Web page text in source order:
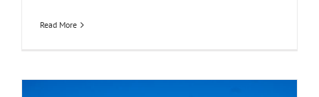
Read More